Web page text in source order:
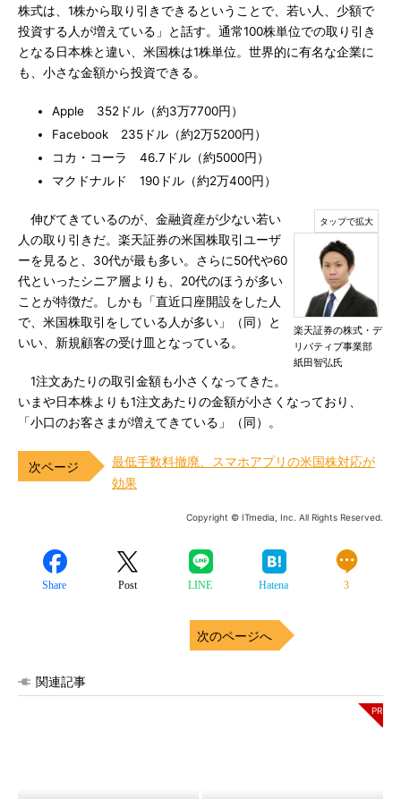
株式は、1株から取り引きできるということで、若い人、少額で
投資する人が増えている」と話す。通常100株単位での取り引き
となる日本株と違い、米国株は1株単位。世界的に有名な企業に
も、小さな金額から投資できる。
Apple 352ドル（約3万7700円）
Facebook 235ドル（約2万5200円）
コカ・コーラ 46.7ドル（約5000円）
マクドナルド 190ドル（約2万400円）
楽天証券の株式・デ
リバティブ事業部
紙田智弘氏
伸びてきているのが、金融資産が少ない若い
人の取り引きだ。楽天証券の米国株取引ユーザ
ーを見ると、30代が最も多い。さらに50代や60
代といったシニア層よりも、20代のほうが多い
ことが特徴だ。しかも「直近口座開設をした人
で、米国株取引をしている人が多い」（同）と
いい、新規顧客の受け皿となっている。
1注文あたりの取引金額も小さくなってきた。
いまや日本株よりも1注文あたりの金額が小さくなっており、
「小口のお客さまが増えてきている」（同）。
最低手数料撤廃、スマホアプリの米国株対応が
効果
Copyright © ITmedia, Inc. All Rights Reserved.
Share Post LINE Hatena 3
次のページへ
関連記事